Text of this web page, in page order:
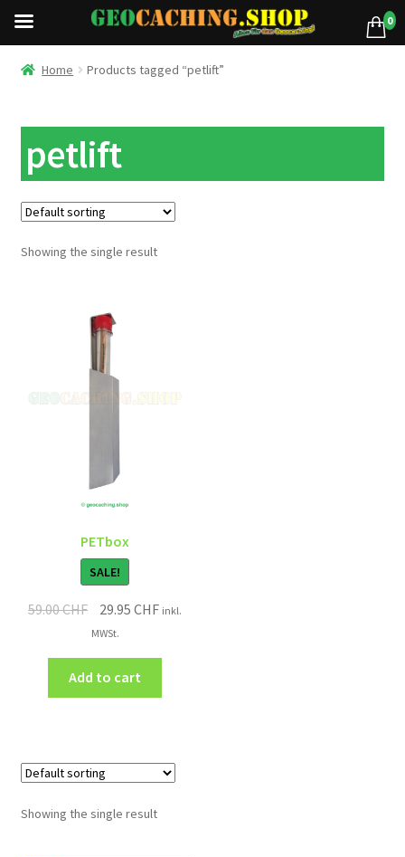
Home Products tagged “petlift”
petlift
Showing the single result
PETbox
SALE!
59.00CHF 29.95CHF inkl.
MWSt.
Add to cart
Showing the single result
0